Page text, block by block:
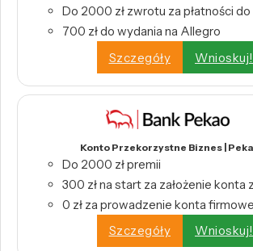
Do 2000 zł zwrotu za płatności do
700 zł do wydania na Allegro
Szczegóły
Wnioskuj!
Konto Przekorzystne Biznes |
Do 2000 zł premii
300 zł na start za założenie konta
0 zł za prowadzenie konta
Szczegóły
Wnioskuj!